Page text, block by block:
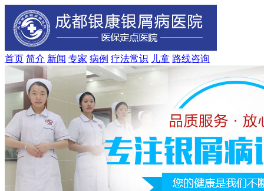
首页 简介 新闻 专家 病例 疗法常识 儿童 路线咨询